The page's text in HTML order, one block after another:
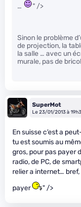
…
" />
Sinon le problème
de projection, la
la salle … avec un
murale, pas de
SuperMot
Le 23/01/2013 à
En suisse c’est a
tu est soumis au
gros, pour pas payer
radio, de PC, de
relier a internet…
payer
" />